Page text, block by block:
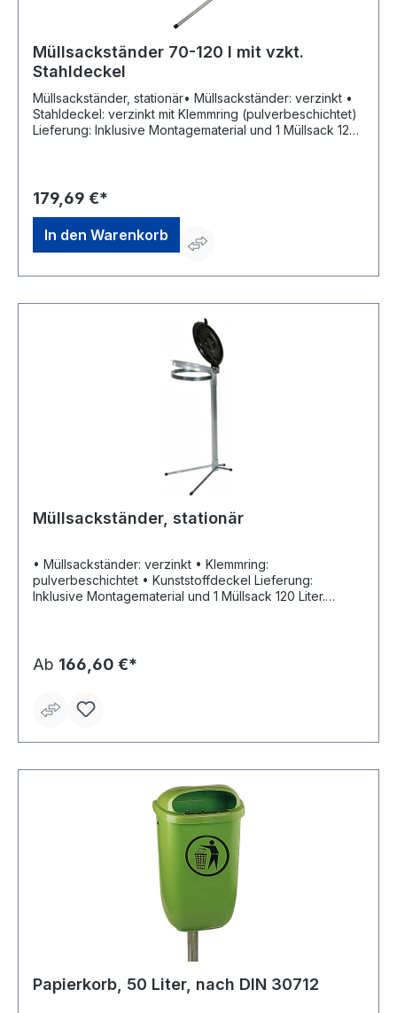
Müllsackständer 70-120 l mit vzkt.
Stahldeckel
Müllsackständer, stationär• Müllsackständer: verzinkt •
Stahldeckel: verzinkt mit Klemmring (pulverbeschichtet)
Lieferung: Inklusive Montagematerial und 1 Müllsack 120
office@rottner-tresor.de
179,69 €*
In den Warenkorb
Müllsackständer, stationär
• Müllsackständer: verzinkt • Klemmring:
pulverbeschichtet • Kunststoffdeckel Lieferung:
Inklusive Montagematerial und 1 Müllsack 120 Liter.
Ab 166,60 €*
Papierkorb, 50 Liter, nach DIN 30712